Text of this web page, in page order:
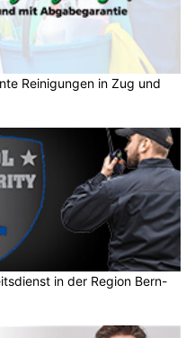
Reinigungen in Zug und
in der Region Bern-